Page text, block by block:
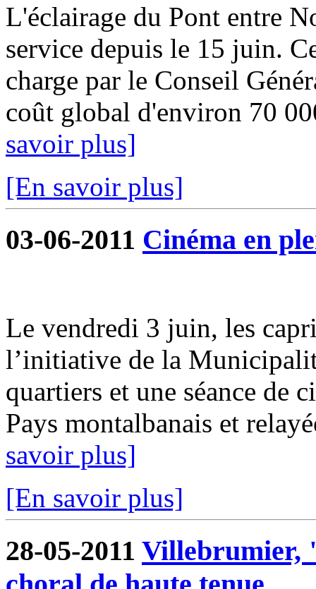
L'éclairage du Pont entre
service depuis le 15 juin.
charge par le Conseil
coût global d'environ 70
savoir plus]
[En savoir plus]
03-06-2011 Cinéma en
Le vendredi 3 juin, les
l’initiative de la
quartiers et une séance de
Pays montalbanais et
savoir plus]
[En savoir plus]
28-05-2011 Villebrumier,